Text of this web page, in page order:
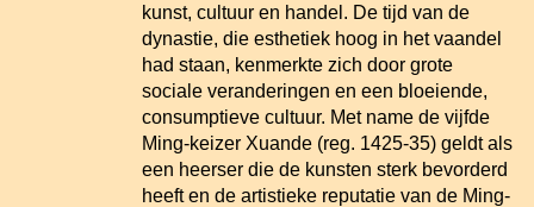
kunst, cultuur en handel. De tijd van de
dynastie, die esthetiek hoog in het vaandel
had staan, kenmerkte zich door grote
sociale veranderingen en een bloeiende,
consumptieve cultuur. Met name de vijfde
Ming-keizer Xuande (reg. 1425-35) geldt als
een heerser die de kunsten sterk bevorderd
heeft en de artistieke reputatie van de Ming-